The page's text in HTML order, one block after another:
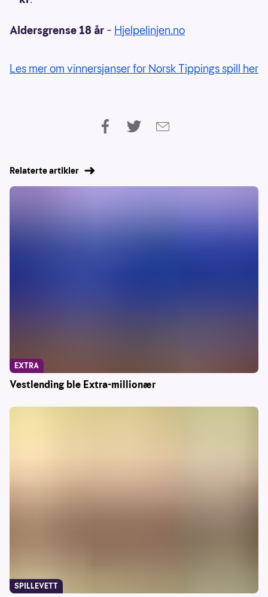
Aldersgrense 18 år – Hjelpelinjen.no
Les mer om vinnersjanser for Norsk Tippings spill her
Relaterte artikler
Vestlending ble Extra-millionær
EXTRA
SPILLEVETT